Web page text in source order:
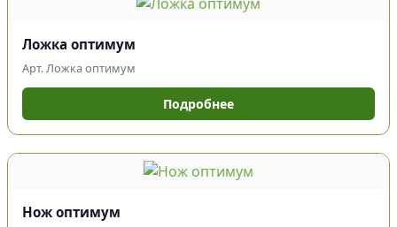
Ложка оптимум
Арт. Ложка оптимум
Подробнее
Нож оптимум